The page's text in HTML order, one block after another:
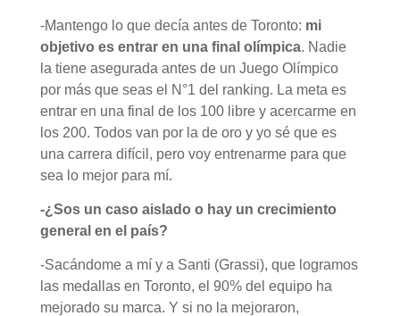
-Mantengo lo que decía antes de Toronto: mi
objetivo es entrar en una final olímpica. Nadie
la tiene asegurada antes de un Juego Olímpico
por más que seas el N°1 del ranking. La meta es
entrar en una final de los 100 libre y acercarme en
los 200. Todos van por la de oro y yo sé que es
una carrera difícil, pero voy entrenarme para que
sea lo mejor para mí.
-¿Sos un caso aislado o hay un crecimiento
general en el país?
-Sacándome a mí y a Santi (Grassi), que logramos
las medallas en Toronto, el 90% del equipo ha
mejorado su marca. Y si no la mejoraron,